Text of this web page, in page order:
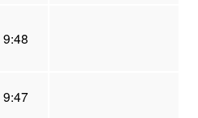
9:48
9:47